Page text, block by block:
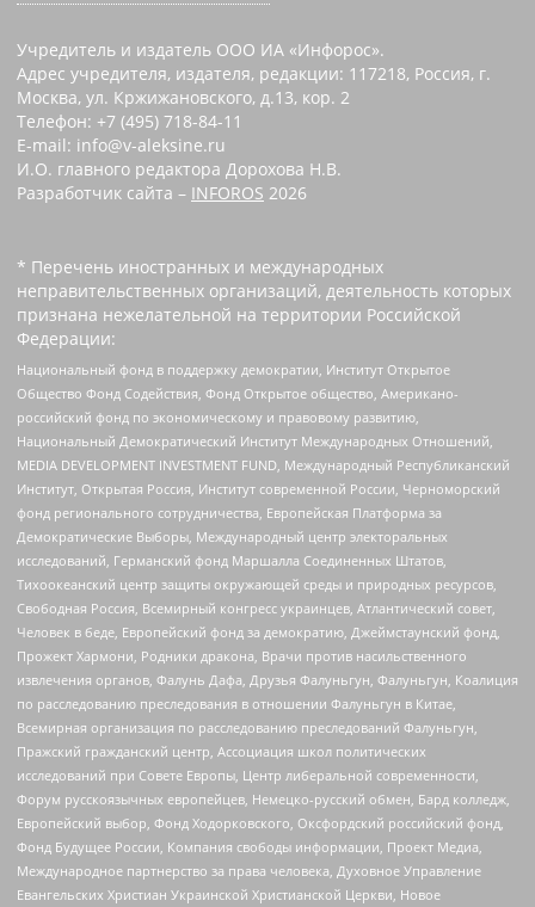
Учредитель и издатель ООО ИА «Инфорос».
Адрес учредителя, издателя, редакции: 117218, Россия, г.
Москва, ул. Кржижановского, д.13, кор. 2
Телефон: +7 (495) 718-84-11
E-mail: info@v-aleksine.ru
И.О. главного редактора Дорохова Н.В.
Разработчик сайта – INFOROS 2026
* Перечень иностранных и международных
неправительственных организаций, деятельность которых
признана нежелательной на территории Российской
Федерации:
Национальный фонд в поддержку демократии, Институт Открытое
Общество Фонд Содействия, Фонд Открытое общество, Американо-
российский фонд по экономическому и правовому развитию,
Национальный Демократический Институт Международных Отношений,
MEDIA DEVELOPMENT INVESTMENT FUND, Международный Республиканский
Институт, Открытая Россия, Институт современной России, Черноморский
фонд регионального сотрудничества, Европейская Платформа за
Демократические Выборы, Международный центр электоральных
исследований, Германский фонд Маршалла Соединенных Штатов,
Тихоокеанский центр защиты окружающей среды и природных ресурсов,
Свободная Россия, Всемирный конгресс украинцев, Атлантический совет,
Человек в беде, Европейский фонд за демократию, Джеймстаунский фонд,
Прожект Хармони, Родники дракона, Врачи против насильственного
извлечения органов, Фалунь Дафа, Друзья Фалуньгун, Фалуньгун, Коалиция
по расследованию преследования в отношении Фалуньгун в Китае,
Всемирная организация по расследованию преследований Фалуньгун,
Пражский гражданский центр, Ассоциация школ политических
исследований при Совете Европы, Центр либеральной современности,
Форум русскоязычных европейцев, Немецко-русский обмен, Бард колледж,
Европейский выбор, Фонд Ходорковского, Оксфордский российский фонд,
Фонд Будущее России, Компания свободы информации, Проект Медиа,
Международное партнерство за права человека, Духовное Управление
Евангельских Христиан Украинской Христианской Церкви, Новое